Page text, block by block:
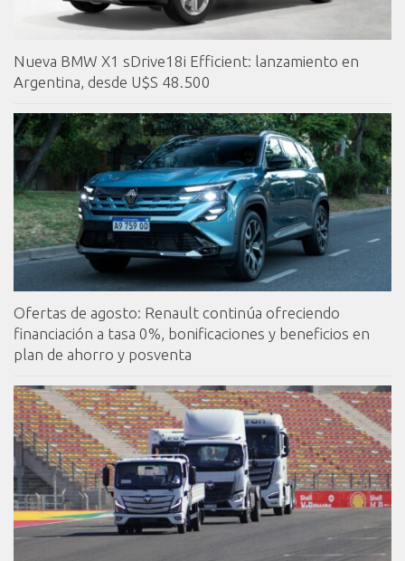
Nueva BMW X1 sDrive18i Efficient: lanzamiento en
Argentina, desde U$S 48.500
Ofertas de agosto: Renault continúa ofreciendo
financiación a tasa 0%, bonificaciones y beneficios en
plan de ahorro y posventa